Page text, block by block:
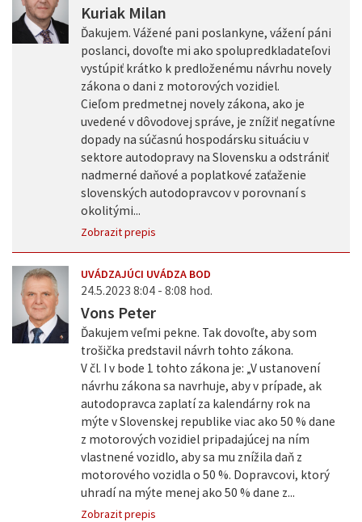
Kuriak Milan
Ďakujem. Vážené pani poslankyne, vážení páni
poslanci, dovoľte mi ako spolupredkladateľovi
vystúpiť krátko k predloženému návrhu novely
zákona o dani z motorových vozidiel.
Cieľom predmetnej novely zákona, ako je
uvedené v dôvodovej správe, je znížiť negatívne
dopady na súčasnú hospodársku situáciu v
sektore autodopravy na Slovensku a odstrániť
nadmerné daňové a poplatkové zaťaženie
slovenských autodopravcov v porovnaní s
okolitými...
Zobrazit prepis
UVÁDZAJÚCI UVÁDZA BOD
24.5.2023 8:04 - 8:08 hod.
Vons Peter
Ďakujem veľmi pekne. Tak dovoľte, aby som
trošička predstavil návrh tohto zákona.
V čl. I v bode 1 tohto zákona je: „V ustanovení
návrhu zákona sa navrhuje, aby v prípade, ak
autodopravca zaplatí za kalendárny rok na
mýte v Slovenskej republike viac ako 50 % dane
z motorových vozidiel pripadajúcej na ním
vlastnené vozidlo, aby sa mu znížila daň z
motorového vozidla o 50 %. Dopravcovi, ktorý
uhradí na mýte menej ako 50 % dane z...
Zobrazit prepis